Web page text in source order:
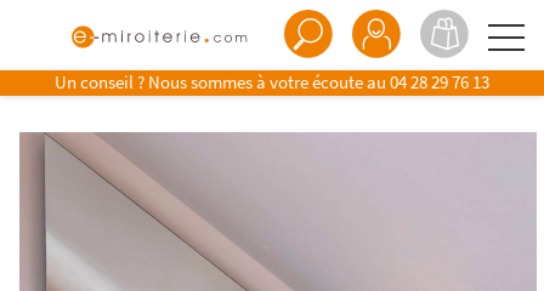
Un conseil ? Nous sommes à votre écoute au 04 28 29 76 13